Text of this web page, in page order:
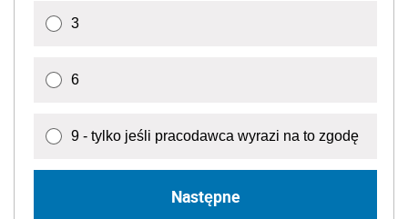
3
6
9 - tylko jeśli pracodawca wyrazi na to zgodę
Następne